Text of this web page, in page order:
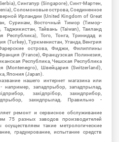
Сингапур (Singapore), Синт-Мартен,
Соломоновые острова, Соединенное
Ирландии (United Kingdom of Great
Суринам, Восточный Тимор (Тимор-
Тайвань (Taiwan), Таиланд
Республика), Того, Тонга, Тринидад и
(Turkey), Туркменистан, Уганда, Венгрия
острова, Фиджи, Филиппины
(France), Французская Полинезия,
Республика, Чешская Республика
(Montenegro), Швейцария (Switzerland),
Япония (Japan).
нашего интернет магазина или
западпрыбор, западпрылад,
західпрібор, захидприбор,
захидпрылад. Правильно -
ремонт и сервисное обслуживание
75 разных заводов производителей
такие метрологические
градуирование, испытание средств